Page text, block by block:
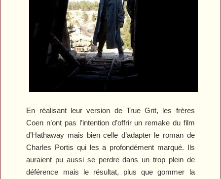
En réalisant leur version de True Grit, les frères
Coen n’ont pas l’intention d’offrir un remake du film
d’Hathaway mais bien celle d’adapter le roman de
Charles Portis qui les a profondément marqué. Ils
auraient pu aussi se perdre dans un trop plein de
déférence mais le résultat, plus que gommer la